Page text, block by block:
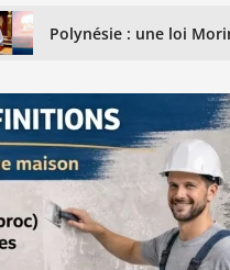
loi Morin enfin